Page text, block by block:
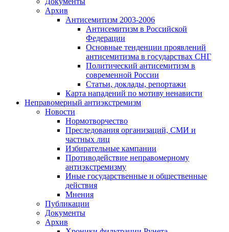
Архив
Антисемитизм 2003-2006
Антисемитизм в Российской
Федерации
Основные тенденции проявлений
антисемитизма в государствах СНГ
Политический антисемитизм в
современной России
Статьи, доклады, репортажи
Карта нападений по мотиву ненависти
Неправомерный антиэкстремизм
Новости
Нормотворчество
Преследования организаций, СМИ и
частных лиц
Избирательные кампании
Противодействие неправомерному
антиэкстремизму
Иные государственные и общественные
действия
Мнения
Публикации
Документы
Архив